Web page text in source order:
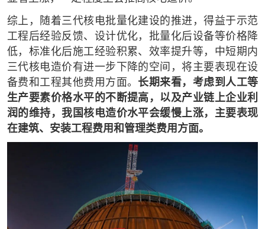
综上，随着三代核电批量化建设的推进，得益于示范
工程后经验反馈、设计优化，批量化后设备等价格降
低，标准化后施工经验积累、效率提升等，中短期内
三代核电造价有进一步下降的空间，将主要表现在设
备费和工程其他费用方面。 长期来看，考虑到人工等
生产要素价格水平的不断提高，以及产业链上企业利
润的维持，我国核电造价水平会缓慢上涨，主要表现
在建筑、安装工程费用和管理类费用方面。